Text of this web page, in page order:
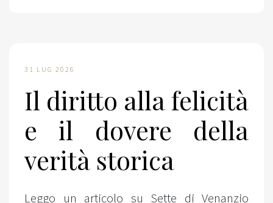
31 LUG 2026
Il diritto alla felicità
e il dovere della
verità storica
Leggo un articolo su Sette di Venanzio